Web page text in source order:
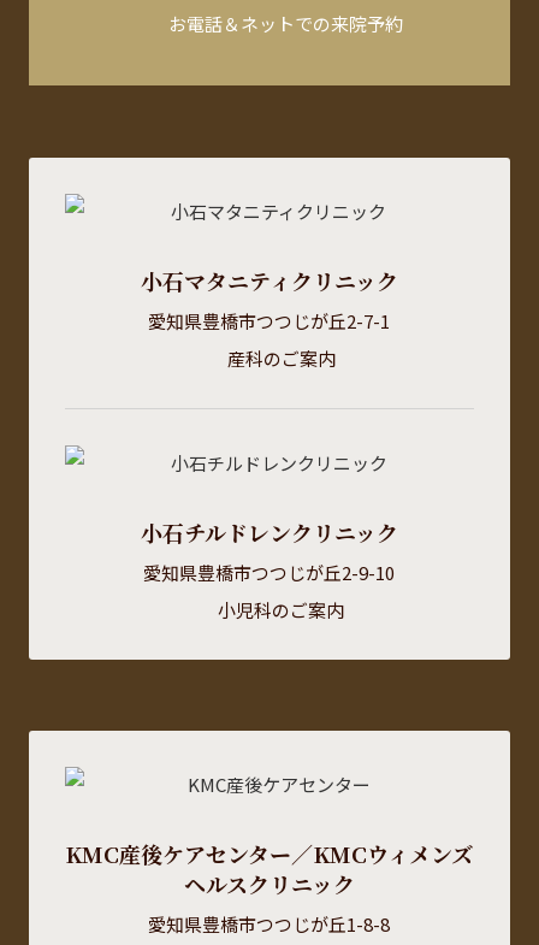
お電話＆ネットでの来院予約
小石マタニティクリニック
愛知県豊橋市つつじが丘2-7-1
産科のご案内
小石チルドレンクリニック
愛知県豊橋市つつじが丘2-9-10
小児科のご案内
KMC産後ケアセンター／KMCウィメンズ
ヘルスクリニック
愛知県豊橋市つつじが丘1-8-8